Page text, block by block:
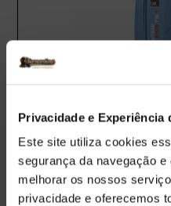
Privacidade e Experiência
Este site utiliza cookies
segurança da navegação
melhorar os nossos
privacidade e oferecemos
1.149,00€
1.500,99€
Ver